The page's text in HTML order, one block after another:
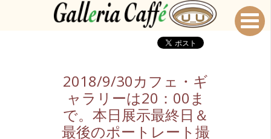
2018/9/30カフェ・ギ
ャラリーは20：00ま
で。本日展示最終日＆
最後のポートレート撮